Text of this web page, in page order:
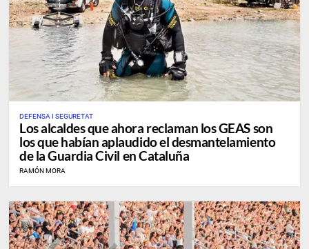
DEFENSA I SEGURETAT
Los alcaldes que ahora reclaman los GEAS son
los que habían aplaudido el desmantelamiento
de la Guardia Civil en Cataluña
RAMÓN MORA